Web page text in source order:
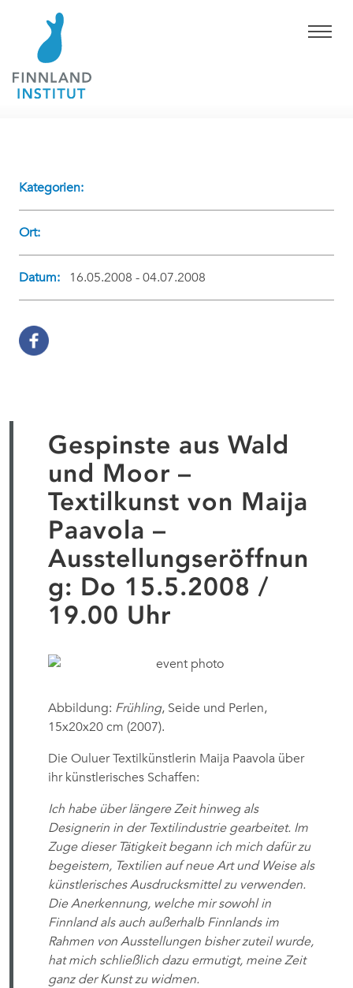
Kategorien:
Ort:
Datum: 16.05.2008 - 04.07.2008
Gespinste aus Wald
und Moor –
Textilkunst von Maija
Paavola –
Ausstellungseröffnun
g: Do 15.5.2008 /
19.00 Uhr
Abbildung: Frühling, Seide und Perlen,
15x20x20 cm (2007).
Die Ouluer Textilkünstlerin Maija Paavola über
ihr künstlerisches Schaffen:
Ich habe über längere Zeit hinweg als
Designerin in der Textilindustrie gearbeitet. Im
Zuge dieser Tätigkeit begann ich mich dafür zu
begeistern, Textilien auf neue Art und Weise als
künstlerisches Ausdrucksmittel zu verwenden.
Die Anerkennung, welche mir sowohl in
Finnland als auch außerhalb Finnlands im
Rahmen von Ausstellungen bisher zuteil wurde,
hat mich schließlich dazu ermutigt, meine Zeit
ganz der Kunst zu widmen.